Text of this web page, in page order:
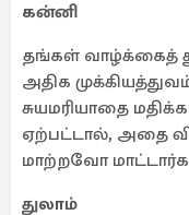
கன்னி
தங்கள் வாழ்க்கைத்
அதிக
சுயமரியாதை
ஏற்பட்டால், அதை
மாற்றவோ
துலாம்